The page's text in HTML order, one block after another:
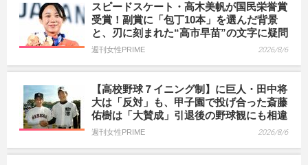
スピードスケート・高木美帆が国民栄誉賞
受賞！副賞に「包丁10本」を選んだ背景
と、刃に刻まれた“高市早苗”の文字に疑問
週刊女性PRIME 2026/8/6
【高校野球７イニング制】に巨人・田中将
大は「反対」も、甲子園で投げ合った斎藤
佑樹は「大賛成」引退後の野球観にも相違
週刊女性PRIME 2026/8/6